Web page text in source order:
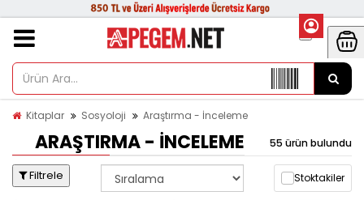
Kitaplar Sosyoloji Araştırma - İnceleme
ARAŞTIRMA - İNCELEME 55 ürün bulundu
Filtrele Stoktakiler